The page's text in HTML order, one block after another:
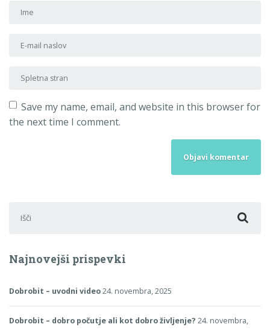
Ime in priimek
E-mail naslov
Spletna stran
Save my name, email, and website in this browser for
the next time I comment.
Najnovejši prispevki
Dobrobit – uvodni video24. novembra, 2025
Dobrobit – dobro počutje ali kot dobro življenje? 24. novembra,